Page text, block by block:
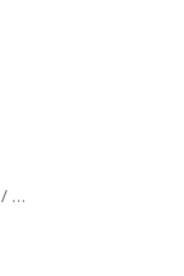
/ …